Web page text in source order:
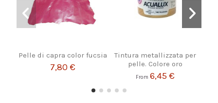
Pelle di capra color fucsia
7,80 €
Tintura metallizzata per
pelle. Colore oro
From6,45 €